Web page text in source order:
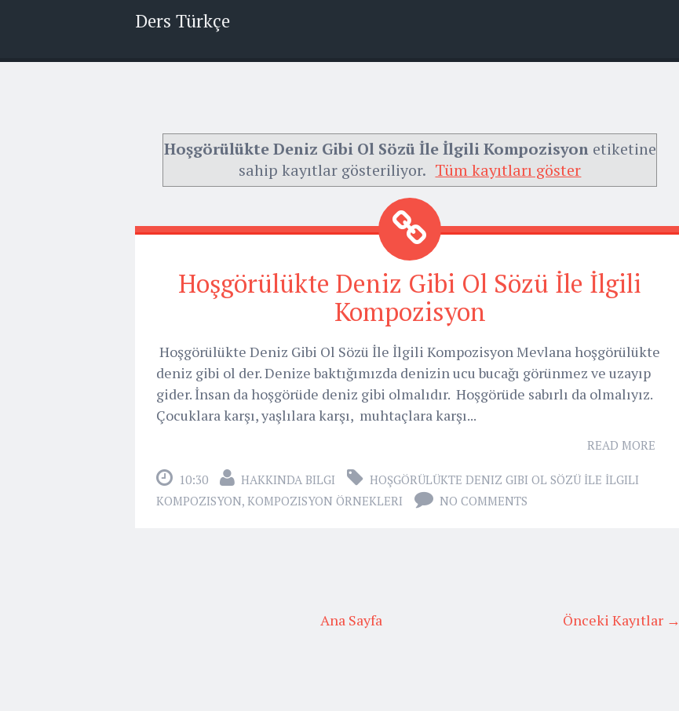
Ders Türkçe
Hoşgörülükte Deniz Gibi Ol Sözü İle İlgili Kompozisyonetiketine
sahip kayıtlar gösteriliyor. Tüm kayıtları göster
Hoşgörülükte Deniz Gibi Ol Sözü İle İlgili
Kompozisyon
Hoşgörülükte Deniz Gibi Ol Sözü İle İlgili Kompozisyon Mevlana hoşgörülükte
deniz gibi ol der. Denize baktığımızda denizin ucu bucağı görünmez ve uzayıp
gider. İnsan da hoşgörüde deniz gibi olmalıdır. Hoşgörüde sabırlı da olmalıyız.
Çocuklara karşı, yaşlılara karşı, muhtaçlara karşı...
READ MORE
10:30 HAKKINDA BILGI
HOŞGÖRÜLÜKTE DENIZ GIBI OL SÖZÜ İLE İLGILI
KOMPOZISYON, KOMPOZISYON ÖRNEKLERI NO COMMENTS
Önceki Kayıtlar →
Ana Sayfa